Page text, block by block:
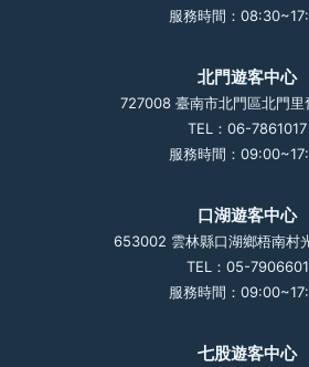
服務時間：
北門遊客中心
727008 臺南市北門區北門里
TEL：06-7861017
服務時間：
口湖遊客中心
653002 雲林縣口湖鄉梧南村
TEL：05-7906601
服務時間：
七股遊客中心